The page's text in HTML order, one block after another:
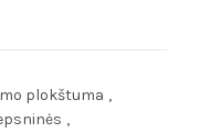
plokštuma ,
,